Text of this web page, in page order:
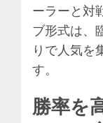
ーラーと対
ブ形式は、
りで人気を
す。
勝率を